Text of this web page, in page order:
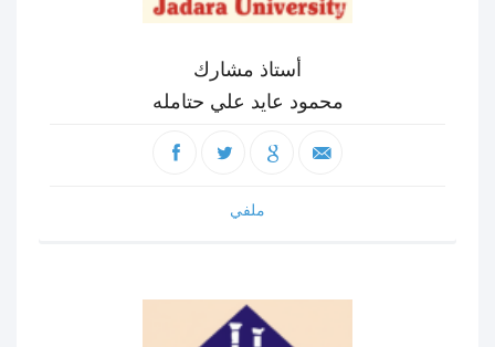
أستاذ مشارك
محمود عايد علي حتامله
ملفي